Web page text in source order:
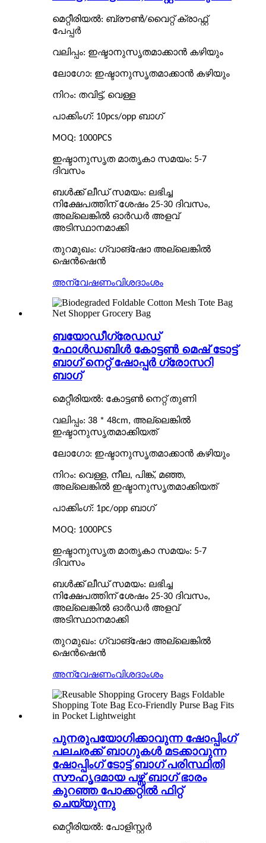
മെറ്റീരിയൽ: ബ്രൗൺ/വൈറ്റ് ക്രാഫ്റ്റ്
പേപ്പർ
വലിപ്പം: ഇഷ്ടാനുസൃതമാക്കാൻ കഴിയും
ലോഗോ: ഇഷ്ടാനുസൃതമാക്കാൻ കഴിയും
നിറം: തവിട്ട്, വെള്ള
പാക്കിംഗ്: 10pcs/opp ബാഗ്
MOQ: 1000PCS
ഇഷ്ടാനുസൃത മാതൃകാ സമയം: 5-7
ദിവസം
ബൾക്ക് ലീഡ് സമയം: ലഭിച്ച
നിക്ഷേപത്തിന് ശേഷം 25-30 ദിവസം,
അല്ലെങ്കിൽ ഓർഡർ അളവ്
അടിസ്ഥാനമാക്കി
തുറമുഖം: ഗ്വാങ്ഷോ അല്ലെങ്കിൽ
ഷെൻഷെൻ
അന്വേഷണംവിശദാംശം
ബയോഡീഗ്രേഡഡ്
ഫോൾഡബിൾ കോട്ടൺ മെഷ് ടോട്ട്
ബാഗ് നെറ്റ് ഷോപ്പർ ഗ്രോസറി
ബാഗ്
മെറ്റീരിയൽ: കോട്ടൺ നെറ്റ് തുണി
വലിപ്പം: 38 * 48cm, അല്ലെങ്കിൽ
ഇഷ്ടാനുസൃതമാക്കിയത്
ലോഗോ: ഇഷ്ടാനുസൃതമാക്കാൻ കഴിയും
നിറം: വെള്ള, നീല, പിങ്ക്, മഞ്ഞ,
അല്ലെങ്കിൽ ഇഷ്ടാനുസൃതമാക്കിയത്
പാക്കിംഗ്: 1pc/opp ബാഗ്
MOQ: 1000PCS
ഇഷ്ടാനുസൃത മാതൃകാ സമയം: 5-7
ദിവസം
ബൾക്ക് ലീഡ് സമയം: ലഭിച്ച
നിക്ഷേപത്തിന് ശേഷം 25-30 ദിവസം,
അല്ലെങ്കിൽ ഓർഡർ അളവ്
അടിസ്ഥാനമാക്കി
തുറമുഖം: ഗ്വാങ്ഷോ അല്ലെങ്കിൽ
ഷെൻഷെൻ
അന്വേഷണംവിശദാംശം
പുനരുപയോഗിക്കാവുന്ന ഷോപ്പിംഗ്
പലചരക്ക് ബാഗുകൾ മടക്കാവുന്ന
ഷോപ്പിംഗ് ടോട്ട് ബാഗ് പരിസ്ഥിതി
സൗഹൃദമായ പഴ്സ് ബാഗ് ഭാരം
കുറഞ്ഞ പോക്കറ്റിൽ ഫിറ്റ്
ചെയ്യുന്നു
മെറ്റീരിയൽ: പോളിസ്റ്റർ